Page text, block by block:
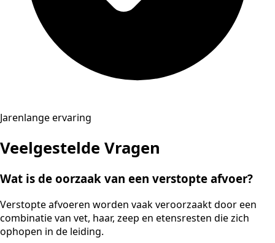
Jarenlange ervaring
Veelgestelde Vragen
Wat is de oorzaak van een verstopte afvoer?
Verstopte afvoeren worden vaak veroorzaakt door een
combinatie van vet, haar, zeep en etensresten die zich
ophopen in de leiding.